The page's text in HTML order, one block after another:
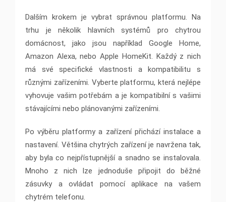
Dalším krokem je vybrat správnou platformu. Na
trhu je několik hlavních systémů pro chytrou
domácnost, jako jsou například Google Home,
Amazon Alexa, nebo Apple HomeKit. Každý z nich
má své specifické vlastnosti a kompatibilitu s
různými zařízeními. Vyberte platformu, která nejlépe
vyhovuje vašim potřebám a je kompatibilní s vašimi
stávajícími nebo plánovanými zařízeními.
Po výběru platformy a zařízení přichází instalace a
nastavení. Většina chytrých zařízení je navržena tak,
aby byla co nejpřístupnější a snadno se instalovala.
Mnoho z nich lze jednoduše připojit do běžné
zásuvky a ovládat pomocí aplikace na vašem
chytrém telefonu.